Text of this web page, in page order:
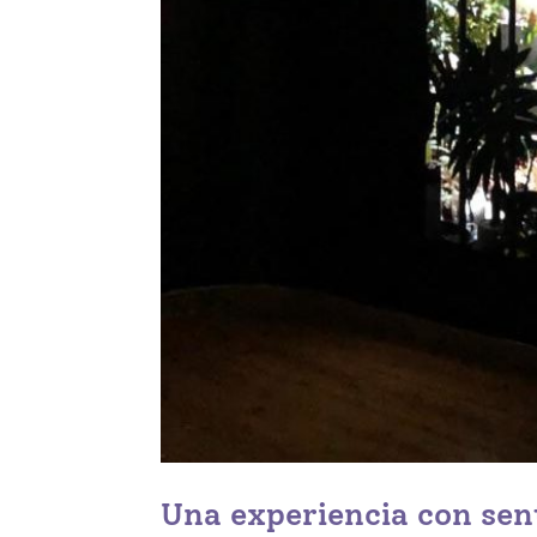
Una experiencia con